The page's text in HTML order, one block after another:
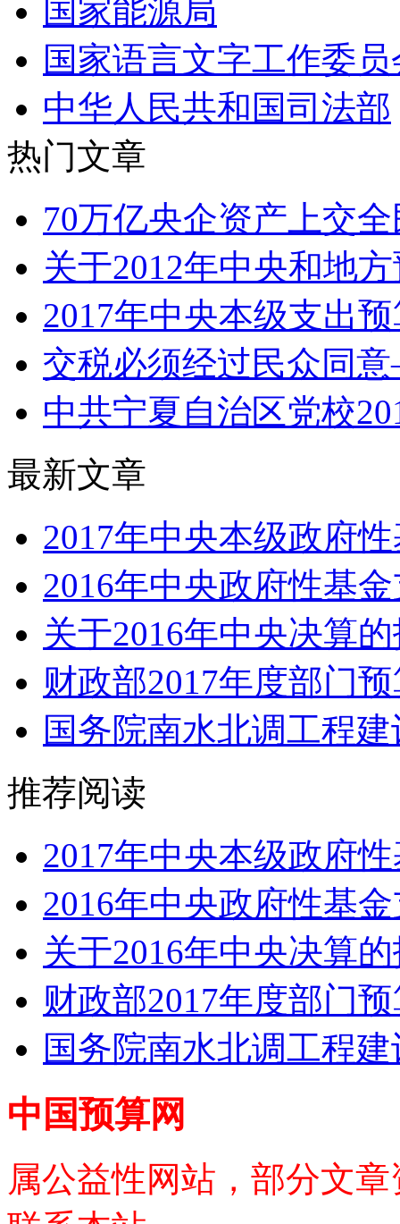
国家能源局
国家语言文字工作委员
中华人民共和国司法部
热门文章
70万亿央企资产上交
关于2012年中央和地
2017年中央本级支出
交税必须经过民众同
中共宁夏自治区党校
最新文章
2017年中央本级政府
2016年中央政府性基
关于2016年中央决算
财政部2017年度部门
国务院南水北调工程
推荐阅读
2017年中央本级政府
2016年中央政府性基
关于2016年中央决算
财政部2017年度部门
国务院南水北调工程
中国预算网
属公益性网站，部分文